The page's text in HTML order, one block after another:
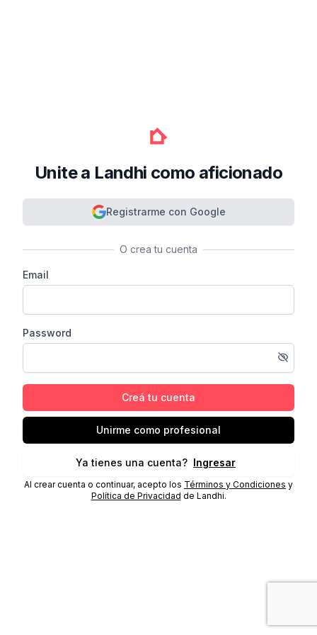
Unite a Landhi como aficionado
Registrarme con Google
O crea tu cuenta
Email
Password
Creá tu cuenta
Unirme como profesional
Ya tienes una cuenta? Ingresar
Al crear cuenta o continuar, acepto los Términos y Condiciones y
Política de Privacidad de Landhi.